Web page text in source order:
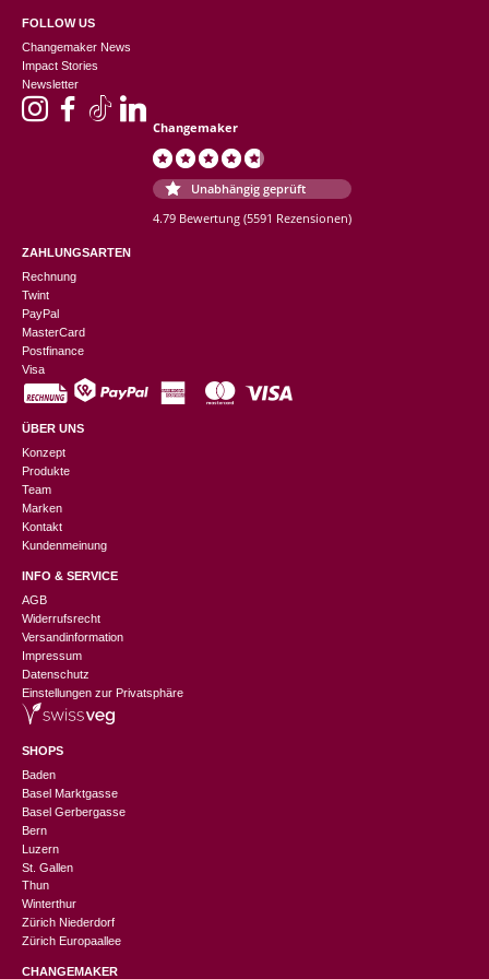
FOLLOW US
Changemaker News
Impact Stories
Newsletter
Changemaker
Unabhängig geprüft
4.79 Bewertung (5591 Rezensionen)
ZAHLUNGSARTEN
Rechnung
Twint
PayPal
MasterCard
Postfinance
Visa
ÜBER UNS
Konzept
Produkte
Team
Marken
Kontakt
Kundenmeinung
INFO & SERVICE
AGB
Widerrufsrecht
Versandinformation
Impressum
Datenschutz
Einstellungen zur Privatsphäre
SHOPS
Baden
Basel Marktgasse
Basel Gerbergasse
Bern
Luzern
St. Gallen
Thun
Winterthur
Zürich Niederdorf
Zürich Europaallee
CHANGEMAKER